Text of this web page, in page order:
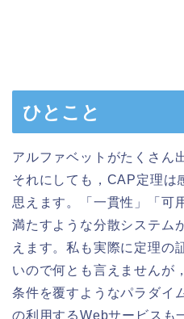
ひとこと
アルファベットがたくさん
それにしても，CAP定理は
思えます。「一貫性」「可
満たすような分散システム
えます。私も実際に定理の
いので何とも言えませんが
条件を覆すようなパラダイ
の利用するWebサービスも